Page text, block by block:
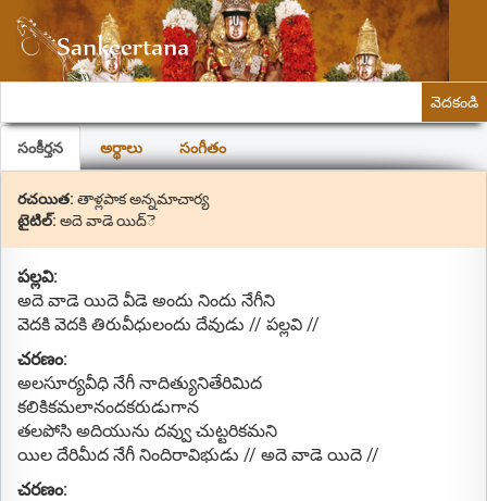
వెదకండి
సంకీర్తన అర్థాలు సంగీతం
రచయిత: తాళ్లపాక అన్నమాచార్య
టైటిల్: అదె వాడె యిద్ె
పల్లవి:
అదె వాడె యిదె వీడె అందు నిందు నేగీని
వెదకి వెదకి తిరువీధులందు దేవుడు // పల్లవి //
చరణం:
అలసూర్యవీధి నేగీ నాదిత్యునితేరిమిద
కలికికమలానందకరుడుగాన
తలపోసి అదియును దవ్వు చుట్టరికమని
యిల దేరిమీద నేగీ నిందిరావిభుడు // అదె వాడె యిదె //
చరణం: